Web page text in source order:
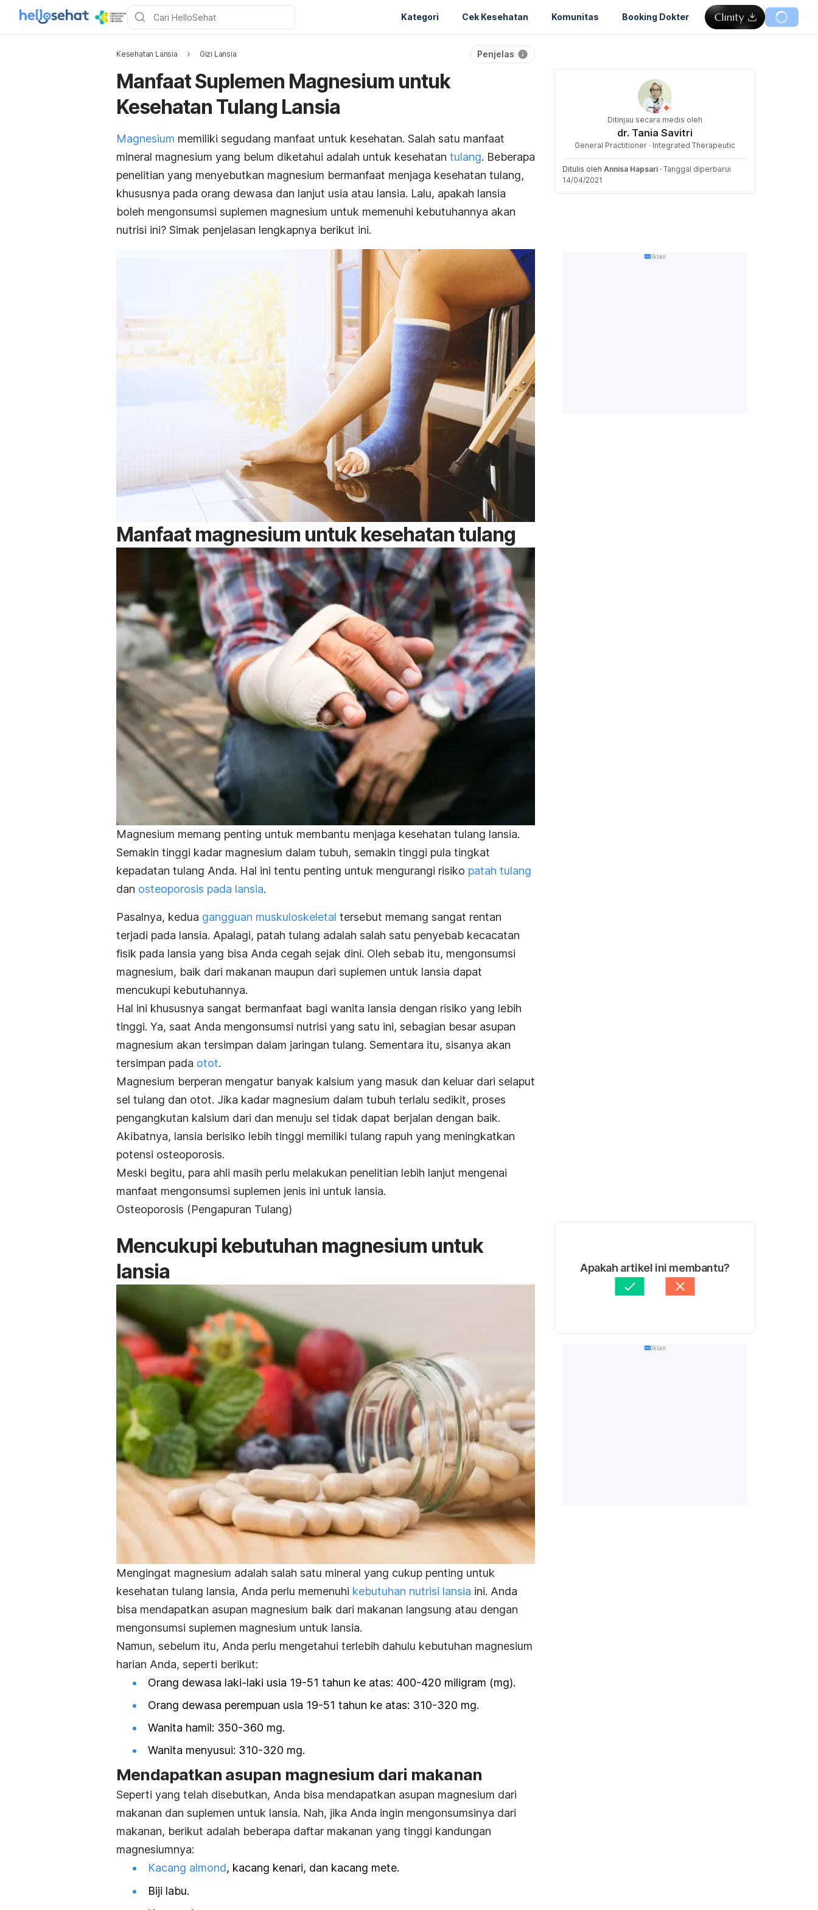
Kategori Cek Kesehatan Komunitas Booking Dokter
Kesehatan Lansia Gizi Lansia Penjelas
Manfaat Suplemen Magnesium untuk
Kesehatan Tulang Lansia
Magnesium memiliki segudang manfaat untuk kesehatan. Salah satu manfaat
mineral magnesium yang belum diketahui adalah untuk kesehatan tulang. Beberapa
penelitian yang menyebutkan magnesium bermanfaat menjaga kesehatan tulang,
khususnya pada orang dewasa dan lanjut usia atau lansia. Lalu, apakah lansia
boleh mengonsumsi suplemen magnesium untuk memenuhi kebutuhannya akan
nutrisi ini? Simak penjelasan lengkapnya berikut ini.
Manfaat magnesium untuk kesehatan tulang
Magnesium memang penting untuk membantu menjaga kesehatan tulang lansia.
Semakin tinggi kadar magnesium dalam tubuh, semakin tinggi pula tingkat
kepadatan tulang Anda. Hal ini tentu penting untuk mengurangi risiko patah tulang
dan osteoporosis pada lansia.
Pasalnya, kedua gangguan muskuloskeletal tersebut memang sangat rentan
terjadi pada lansia. Apalagi, patah tulang adalah salah satu penyebab kecacatan
fisik pada lansia yang bisa Anda cegah sejak dini. Oleh sebab itu, mengonsumsi
magnesium, baik dari makanan maupun dari suplemen untuk lansia dapat
mencukupi kebutuhannya.
Hal ini khususnya sangat bermanfaat bagi wanita lansia dengan risiko yang lebih
tinggi. Ya, saat Anda mengonsumsi nutrisi yang satu ini, sebagian besar asupan
magnesium akan tersimpan dalam jaringan tulang. Sementara itu, sisanya akan
tersimpan pada otot.
Magnesium berperan mengatur banyak kalsium yang masuk dan keluar dari selaput
sel tulang dan otot. Jika kadar magnesium dalam tubuh terlalu sedikit, proses
pengangkutan kalsium dari dan menuju sel tidak dapat berjalan dengan baik.
Akibatnya, lansia berisiko lebih tinggi memiliki tulang rapuh yang meningkatkan
potensi osteoporosis.
Meski begitu, para ahli masih perlu melakukan penelitian lebih lanjut mengenai
manfaat mengonsumsi suplemen jenis ini untuk lansia.
Osteoporosis (Pengapuran Tulang)
Mencukupi kebutuhan magnesium untuk
lansia
Mengingat magnesium adalah salah satu mineral yang cukup penting untuk
kesehatan tulang lansia, Anda perlu memenuhi kebutuhan nutrisi lansia ini. Anda
bisa mendapatkan asupan magnesium baik dari makanan langsung atau dengan
mengonsumsi suplemen magnesium untuk lansia.
Namun, sebelum itu, Anda perlu mengetahui terlebih dahulu kebutuhan magnesium
harian Anda, seperti berikut:
Orang dewasa laki-laki usia 19-51 tahun ke atas: 400-420 miligram (mg).
Orang dewasa perempuan usia 19-51 tahun ke atas: 310-320 mg.
Wanita hamil: 350-360 mg.
Wanita menyusui: 310-320 mg.
Mendapatkan asupan magnesium dari makanan
Seperti yang telah disebutkan, Anda bisa mendapatkan asupan magnesium dari
makanan dan suplemen untuk lansia. Nah, jika Anda ingin mengonsumsinya dari
makanan, berikut adalah beberapa daftar makanan yang tinggi kandungan
magnesiumnya:
Kacang almond, kacang kenari, dan kacang mete.
Biji labu.
Ditinjau secara medis oleh
dr. Tania Savitri
General Practitioner · Integrated Therapeutic
Ditulis oleh Annisa Hapsari · Tanggal diperbarui
14/04/2021
Iklan
Apakah artikel ini membantu?
Iklan